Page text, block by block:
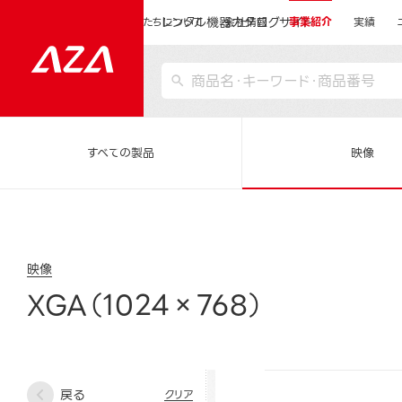
レンタル機器カタログサイト
私たちについて 会社情報 事業紹介 実績
すべての製品 映像
映像
XGA（1024×768）
戻る クリア